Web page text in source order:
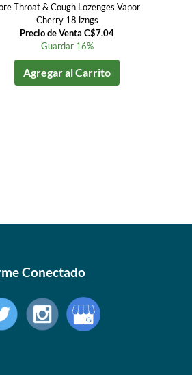
Throat & Cough Lozenges Vapor
Cherry 18 lzngs
Precio de Venta C$7.04
Guardar 16%
Agregar al Carrito
Conectado